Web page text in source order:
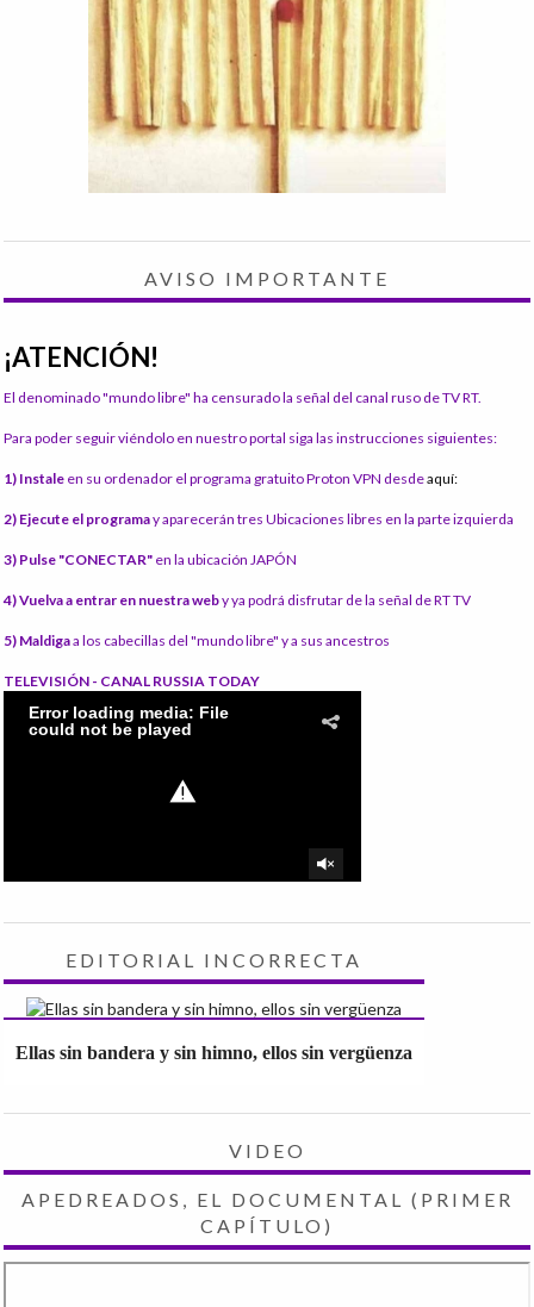
AVISO IMPORTANTE
¡ATENCIÓN!
El denominado "mundo libre" ha censurado la señal del canal ruso de TV RT.
Para poder seguir viéndolo en nuestro portal siga las instrucciones siguientes:
1) Instale en su ordenador el programa gratuito Proton VPN desdeaquí:
2) Ejecute el programay aparecerán tres Ubicaciones libres en la parte izquierda
3) Pulse "CONECTAR" en la ubicación JAPÓN
4) Vuelva a entrar en nuestra weby ya podrá disfrutar de la señal de RT TV
5) Maldigaa los cabecillas del "mundo libre" y a sus ancestros
TELEVISIÓN - CANAL RUSSIA TODAY
EDITORIAL INCORRECTA
Ellas sin bandera y sin himno, ellos sin vergüenza
VIDEO
APEDREADOS, EL DOCUMENTAL (PRIMER
CAPÍTULO)